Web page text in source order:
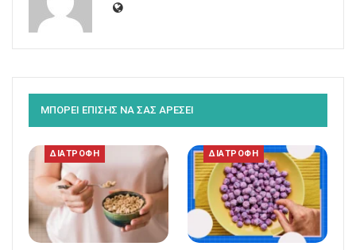
ΜΠΟΡΕΙ ΕΠΙΣΗΣ ΝΑ ΣΑΣ ΑΡΕΣΕΙ
ΔΙΑΤΡΟΦΗ ΔΙΑΤΡΟΦΗ